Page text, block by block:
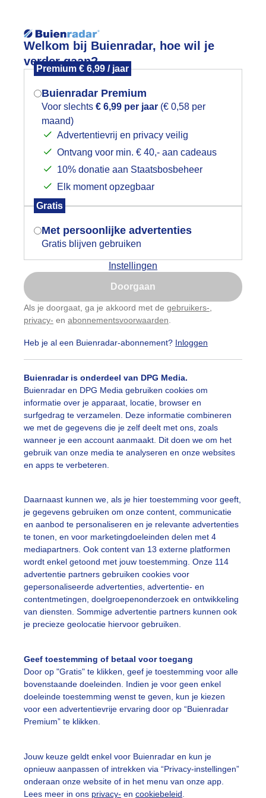
Welkom bij Buienradar, hoe wil je
verder gaan?
Premium € 6,99 / jaar
Buienradar Premium
Voor slechts € 6,99 per jaar (€ 0,58 per
maand)
Advertentievrij en privacy veilig
Ontvang voor min. € 40,- aan cadeaus
10% donatie aan Staatsbosbeheer
Elk moment opzegbaar
Gratis
Met persoonlijke advertenties
Gratis blijven gebruiken
Instellingen
Doorgaan
Als je doorgaat, ga je akkoord met de gebruikers-
privacy- en abonnementsvoorwaarden
Heb je al een Buienradar-abonnement? Inloggen
Buienradar is onderdeel van DPG Media.
Buienradar en DPG Media gebruiken cookies om
informatie over je apparaat, locatie, browser en
surfgedrag te verzamelen. Deze informatie combineren
we met de gegevens die je zelf deelt met ons, zoals
wanneer je een account aanmaakt. Dit doen we om het
gebruik van onze media te analyseren en onze websites
en apps te verbeteren.
Daarnaast kunnen we, als je hier toestemming voor geeft,
je gegevens gebruiken om onze content, communicatie
en aanbod te personaliseren en je relevante advertenties
te tonen, en voor marketingdoeleinden delen met 4
mediapartners. Ook content van 13 externe platformen
wordt enkel getoond met jouw toestemming. Onze 114
advertentie partners gebruiken cookies voor
gepersonaliseerde advertenties, advertentie- en
contentmetingen, doelgroepenonderzoek en ontwikkeling
van diensten. Sommige advertentie partners kunnen ook
je precieze geolocatie hiervoor gebruiken.
Geef toestemming of betaal voor toegang
Door op "Gratis" te klikken, geef je toestemming voor alle
bovenstaande doeleinden. Indien je voor geen enkel
doeleinde toestemming wenst te geven, kun je kiezen
voor een advertentievrije ervaring door op “Buienradar
Premium” te klikken.
Jouw keuze geldt enkel voor Buienradar en kun je
opnieuw aanpassen of intrekken via “Privacy-instellingen”
onderaan onze website of in het menu van onze app.
Lees meer in ons privacy- en cookiebeleid
Foto en video Weerzine
ria brasser Gemaakt: 14-03-2024, 64x bekeken
Mooiezonnigedag
slideshow
Een moment
vragen
De Bilt
Mogen we je locatie gebruiken voor
het weer?
Indien je hier nog geen akkoord op hebt
gegeven, verschijnt er zo een pop-up uit
je browser waarin deze toestemming
gevraagd wordt.
Is goed, toon de popup
Nu niet, misschien later
Gebruik je Safari en wil je niet elke dag deze pop-up
Klikhierom dit aan te passen